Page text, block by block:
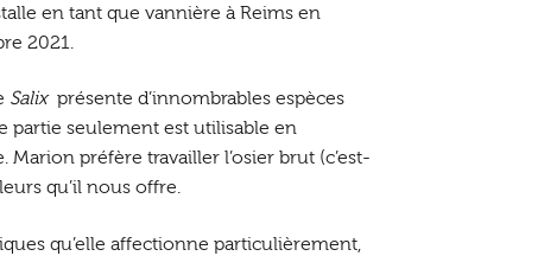
en tant que vannière à Reims en
2021.
Salixprésente d’innombrables espèces
partie seulement est utilisable en
Marion préfère travailler l’osier brut (c’est-
qu’il nous offre.
qu’elle affectionne particulièrement,